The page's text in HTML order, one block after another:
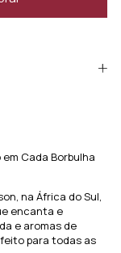
Cada Borbulha
na África do Sul,
encanta e
e aromas de
para todas as